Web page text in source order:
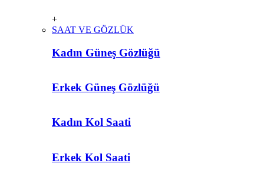
+
SAAT VE GÖZLÜK
Kadın Güneş Gözlüğü
Erkek Güneş Gözlüğü
Kadın Kol Saati
Erkek Kol Saati